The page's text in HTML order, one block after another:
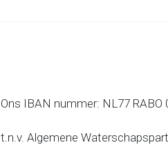
Ons IBAN nummer: NL77 RABO
t.n.v. Algemene